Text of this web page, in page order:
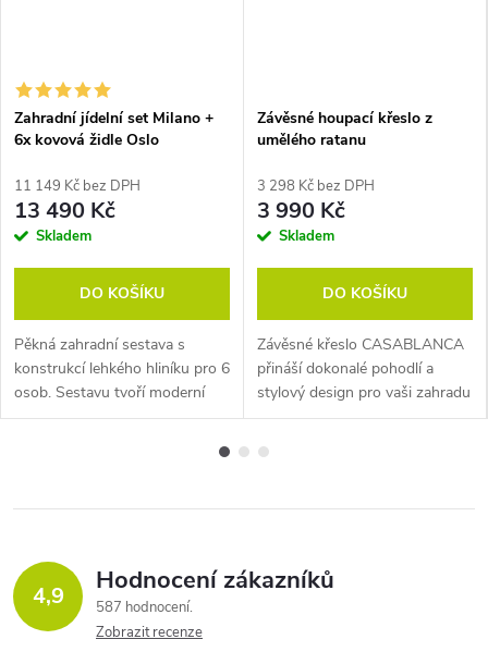
Zahradní jídelní set Milano +
6x kovová židle Oslo
11 149 Kč bez DPH
13 490 Kč
Skladem
DO KOŠÍKU
Pěkná zahradní sestava s
konstrukcí lehkého hliníku pro 6
osob. Sestavu tvoří moderní
kovový stůl a stohovatelné židle
Závěsné houpací křeslo z
umělého ratanu
3 298 Kč bez DPH
3 990 Kč
Skladem
DO KOŠÍKU
Závěsné křeslo CASABLANCA
přináší dokonalé pohodlí a
stylový design pro vaši zahradu
i interiér. Stabilní konstrukce,
černé provedení z něj dělají...
4,9 Hodnocení zákazníků
587 hodnocení
Zobrazit recenze